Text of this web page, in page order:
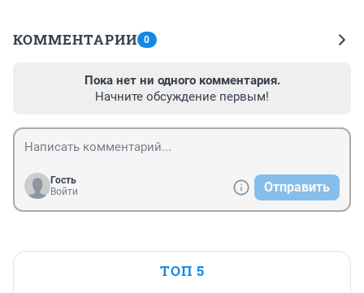
КОММЕНТАРИИ 0
Пока нет ни одного комментария.
Начните обсуждение первым!
Гость
Войти
Отправить
ТОП 5